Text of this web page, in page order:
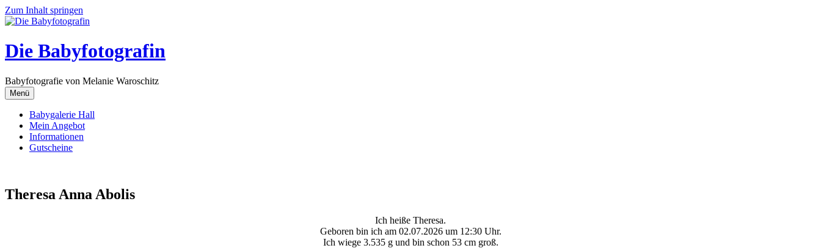
Zum Inhalt springen
Die Babyfotografin
Babyfotografie von Melanie Waroschitz
Menü
Babygalerie Hall
Mein Angebot
Informationen
Gutscheine
Theresa Anna Abolis
Ich heiße Theresa.
Geboren bin ich am 02.07.2026 um 12:30 Uhr.
Ich wiege 3.535 g und bin schon 53 cm groß.